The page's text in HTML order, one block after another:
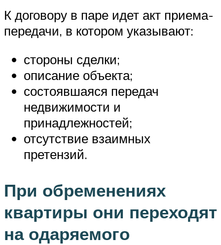
К договору в паре идет акт приема-
передачи, в котором указывают:
стороны сделки;
описание объекта;
состоявшаяся передач
недвижимости и
принадлежностей;
отсутствие взаимных
претензий.
При обременениях
квартиры они переходят
на одаряемого